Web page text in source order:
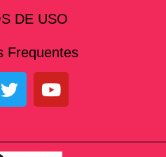
DE USO
Frequentes